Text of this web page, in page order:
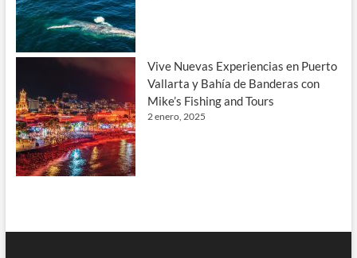
Vive Nuevas Experiencias en Puerto
Vallarta y Bahía de Banderas con
Mike’s Fishing and Tours
2 enero, 2025